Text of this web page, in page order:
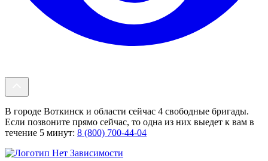
В городе Воткинск и области сейчас 4 свободные бригады.
Если позвоните прямо сейчас, то одна из них выедет к вам в
течение 5 минут: 8 (800) 700-44-04